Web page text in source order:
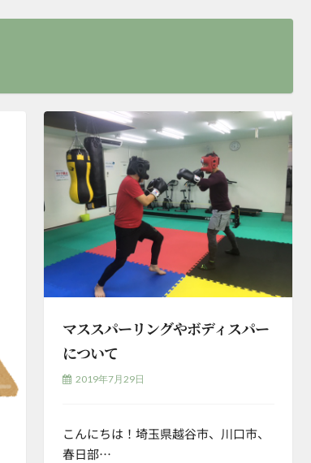
マススパーリングやボディスパー
について
2019年7月29日
こんにちは！埼玉県越谷市、川口市、
春日部…